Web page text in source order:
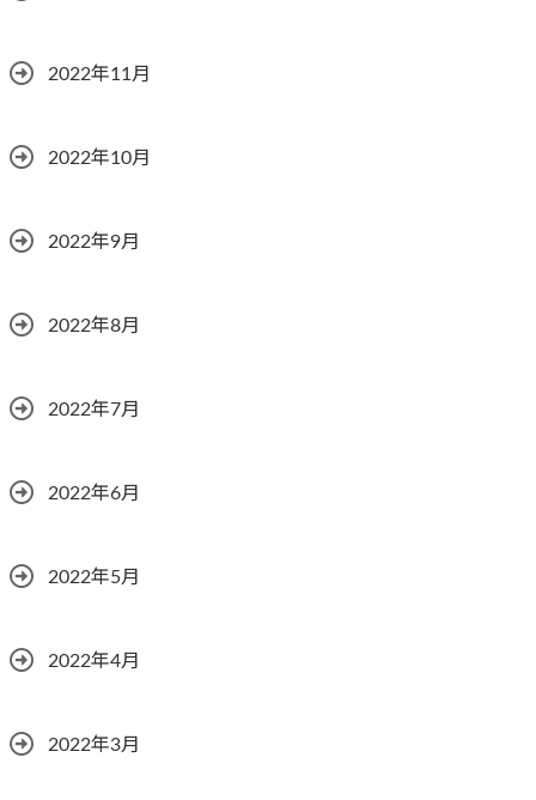
2022年11月
2022年10月
2022年9月
2022年8月
2022年7月
2022年6月
2022年5月
2022年4月
2022年3月